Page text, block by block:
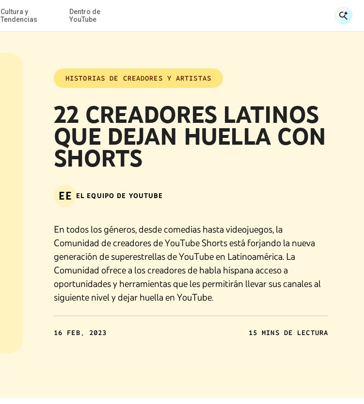
Acceder al contenido
Cultura y
Tendencias
Dentro de
YouTube
HISTORIAS DE CREADORES Y ARTISTAS
22 CREADORES LATINOS
QUE DEJAN HUELLA CON
SHORTS
EE EL EQUIPO DE YOUTUBE
En todos los géneros, desde comedias hasta videojuegos, la
Comunidad de creadores de YouTube Shorts está forjando la nueva
generación de superestrellas de YouTube en Latinoamérica. La
Comunidad ofrece a los creadores de habla hispana acceso a
oportunidades y herramientas que les permitirán llevar sus canales al
siguiente nivel y dejar huella en YouTube.
16 FEB, 2023 15 MINS DE LECTURA